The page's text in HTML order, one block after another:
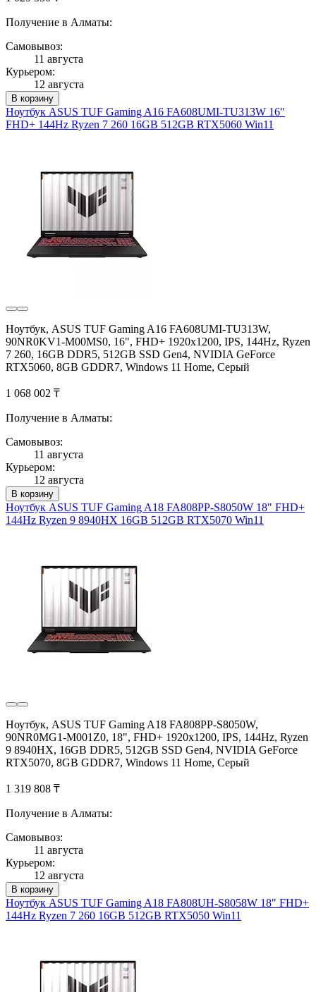
Получение в Алматы:
Самовывоз:
11 августа
Курьером:
12 августа
В корзину
Ноутбук ASUS TUF Gaming A16 FA608UMI-TU313W 16"
FHD+ 144Hz Ryzen 7 260 16GB 512GB RTX5060 Win11
Ноутбук, ASUS TUF Gaming A16 FA608UMI-TU313W,
90NR0KV1-M00MS0, 16", FHD+ 1920x1200, IPS, 144Hz, Ryzen
7 260, 16GB DDR5, 512GB SSD Gen4, NVIDIA GeForce
RTX5060, 8GB GDDR7, Windows 11 Home, Серый
1 068 002 ₸
Получение в Алматы:
Самовывоз:
11 августа
Курьером:
12 августа
В корзину
Ноутбук ASUS TUF Gaming A18 FA808PP-S8050W 18" FHD+
144Hz Ryzen 9 8940HX 16GB 512GB RTX5070 Win11
Ноутбук, ASUS TUF Gaming A18 FA808PP-S8050W,
90NR0MG1-M001Z0, 18", FHD+ 1920x1200, IPS, 144Hz, Ryzen
9 8940HX, 16GB DDR5, 512GB SSD Gen4, NVIDIA GeForce
RTX5070, 8GB GDDR7, Windows 11 Home, Серый
1 319 808 ₸
Получение в Алматы:
Самовывоз:
11 августа
Курьером:
12 августа
В корзину
Ноутбук ASUS TUF Gaming A18 FA808UH-S8058W 18" FHD+
144Hz Ryzen 7 260 16GB 512GB RTX5050 Win11